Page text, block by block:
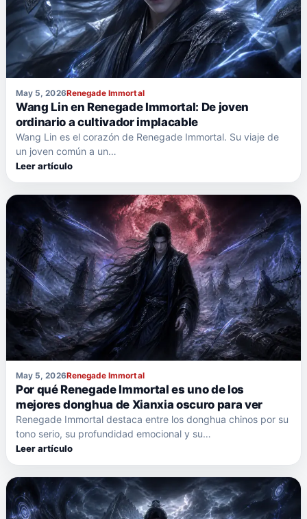
May 5, 2026Renegade Immortal
Wang Lin en Renegade Immortal: De joven
ordinario a cultivador implacable
Wang Lin es el corazón de Renegade Immortal. Su viaje de
un joven común a un…
Leer artículo
May 5, 2026Renegade Immortal
Por qué Renegade Immortal es uno de los
mejores donghua de Xianxia oscuro para ver
Renegade Immortal destaca entre los donghua chinos por su
tono serio, su profundidad emocional y su…
Leer artículo